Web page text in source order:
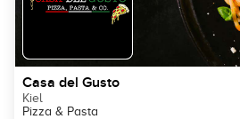
Casa del Gusto
Kiel
Pizza & Pasta